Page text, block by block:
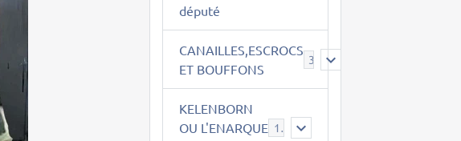
député
CANAILLES,ESCROCS
ET BOUFFONS
385
KELENBORN
OU L'ENARQUE
14